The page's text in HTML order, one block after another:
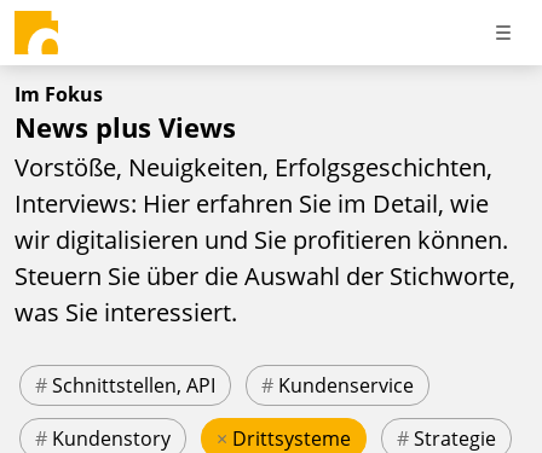
Im Fokus
News plus Views
Vorstöße, Neuigkeiten, Erfolgsgeschichten,
Interviews: Hier erfahren Sie im Detail, wie
wir digitalisieren und Sie profitieren können.
Steuern Sie über die Auswahl der Stichworte,
was Sie interessiert.
#Schnittstellen, API # Kundenservice
# Kundenstory × Drittsysteme #Strategie